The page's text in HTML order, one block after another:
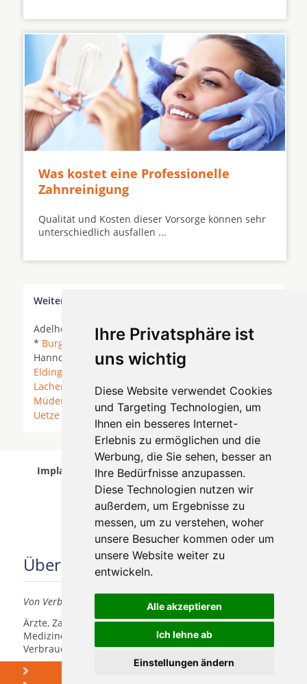
Ihre Privatsphäre ist
uns wichtig
Diese Website verwendet Cookies
und Targeting Technologien, um
Ihnen ein besseres Internet-
Erlebnis zu ermöglichen und die
Werbung, die Sie sehen, besser an
Ihre Bedürfnisse anzupassen.
Diese Technologien nutzen wir
außerdem, um Ergebnisse zu
messen, um zu verstehen, woher
unsere Besucher kommen oder um
unsere Website weiter zu
entwickeln.
Alle akzeptieren
Ich lehne ab
Einstellungen ändern
Was kostet eine Professionelle
Zahnreinigung
Qualität und Kosten dieser Vorsorge können sehr
unterschiedlich ausfallen ...
Weitere Orte in der Nähe von Eicklingen:
Adelheidsdorf * Ahnsbeck *Beedenbostel*Bröckel
* Burgdorf (Kreis Hannover)* Burgdorf (Region
Hannover) *
Celle* Edemissen*
Eldingen
* Hohne * Höfer *
Lachendorf
* Langlingen * Leiferde *Meinersen*
Müden (Aller)
Nienhagen
* Nienhagen bei Celle *
Uetze
Wathlingen * Wienhausen*
Implantologen in Eicklingen wurde am 05 August
2026 aktualisiert.
Über uns
Von Verbrauchern für Verbraucher
Ärzte, Zahnärzte, Akustiker und andere
Medizindienstleister haben hier die Möglichkeit, sich
Verbrauchern vorzustellen.
Praxismarketing